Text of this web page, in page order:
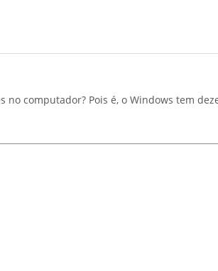
computador? Pois é, o Windows tem